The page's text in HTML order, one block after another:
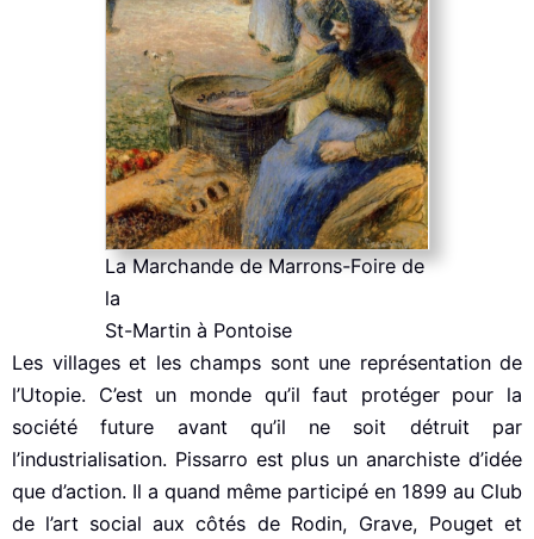
La Marchande de Marrons-Foire de
la
St-Martin à Pontoise
Les villages et les champs sont une représentation de
l’Utopie. C’est un monde qu’il faut protéger pour la
société future avant qu’il ne soit détruit par
l’industrialisation. Pissarro est plus un anarchiste d’idée
que d’action. Il a quand même participé en 1899 au Club
de l’art social aux côtés de Rodin, Grave, Pouget et